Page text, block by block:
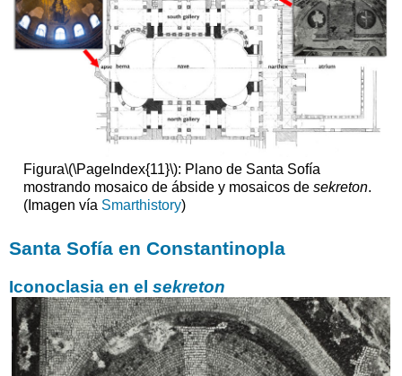
Figura\(\PageIndex{11}\): Plano de Santa Sofía
mostrando mosaico de ábside y mosaicos de sekreton.
(Imagen vía Smarthistory)
Santa Sofía en Constantinopla
Iconoclasia en elsekreton